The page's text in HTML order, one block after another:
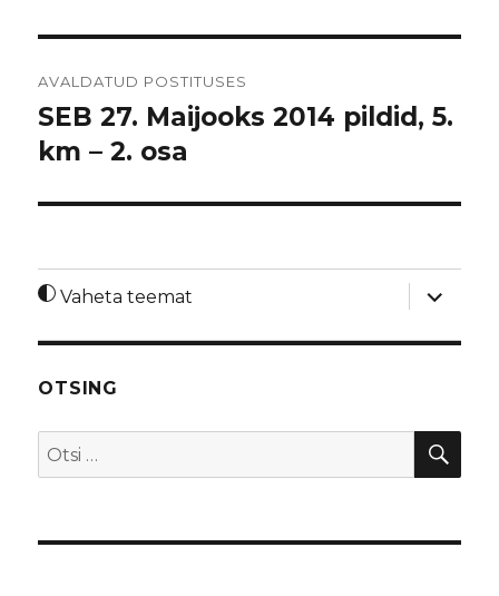
AVALDATUD POSTITUSES
SEB 27. Maijooks 2014 pildid, 5.
km – 2. osa
Vaheta teemat
laienda
OTSING
Otsi: